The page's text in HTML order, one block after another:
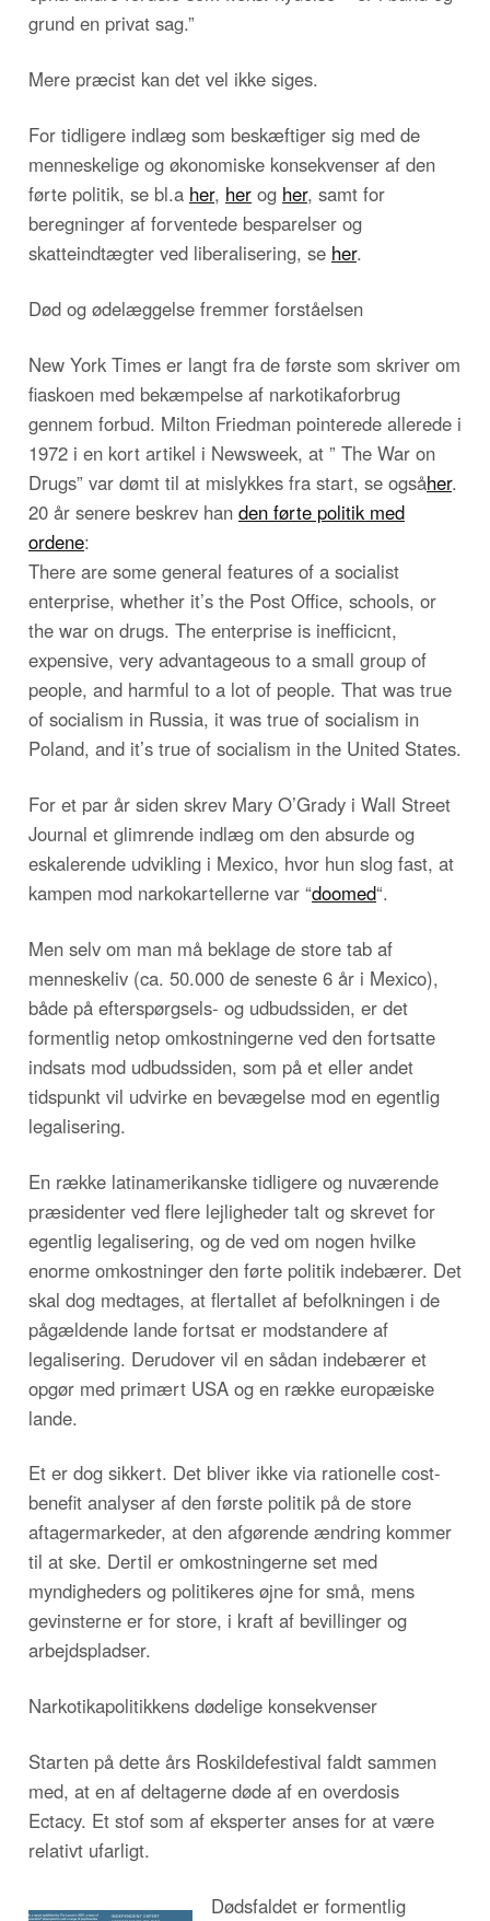
grund en privat sag.”
Mere præcist kan det vel ikke siges.
For tidligere indlæg som beskæftiger sig med de
menneskelige og økonomiske konsekvenser af den
førte politik, se bl.a her, her og her, samt for
beregninger af forventede besparelser og
skatteindtægter ved liberalisering, se her.
Død og ødelæggelse fremmer forståelsen
New York Times er langt fra de første som skriver om
fiaskoen med bekæmpelse af narkotikaforbrug
gennem forbud. Milton Friedman pointerede allerede i
1972 i en kort artikel i Newsweek, at ” The War on
Drugs” var dømt til at mislykkes fra start, se ogsåher.
20 år senere beskrev han den førte politik med
ordene:
There are some general features of a socialist
enterprise, whether it’s the Post Office, schools, or
the war on drugs. The enterprise is inefficicnt,
expensive, very advantageous to a small group of
people, and harmful to a lot of people. That was true
of socialism in Russia, it was true of socialism in
Poland, and it’s true of socialism in the United States.
For et par år siden skrev Mary O’Grady i Wall Street
Journal et glimrende indlæg om den absurde og
eskalerende udvikling i Mexico, hvor hun slog fast, at
kampen mod narkokartellerne var “doomed“.
Men selv om man må beklage de store tab af
menneskeliv (ca. 50.000 de seneste 6 år i Mexico),
både på efterspørgsels- og udbudssiden, er det
formentlig netop omkostningerne ved den fortsatte
indsats mod udbudssiden, som på et eller andet
tidspunkt vil udvirke en bevægelse mod en egentlig
legalisering.
En række latinamerikanske tidligere og nuværende
præsidenter ved flere lejligheder talt og skrevet for
egentlig legalisering, og de ved om nogen hvilke
enorme omkostninger den førte politik indebærer. Det
skal dog medtages, at flertallet af befolkningen i de
pågældende lande fortsat er modstandere af
legalisering. Derudover vil en sådan indebærer et
opgør med primært USA og en række europæiske
lande.
Et er dog sikkert. Det bliver ikke via rationelle cost-
benefit analyser af den første politik på de store
aftagermarkeder, at den afgørende ændring kommer
til at ske. Dertil er omkostningerne set med
myndigheders og politikeres øjne for små, mens
gevinsterne er for store, i kraft af bevillinger og
arbejdspladser.
Narkotikapolitikkens dødelige konsekvenser
Starten på dette års Roskildefestival faldt sammen
med, at en af deltagerne døde af en overdosis
Ectacy. Et stof som af eksperter anses for at være
relativt ufarligt.
Dødsfaldet er formentlig